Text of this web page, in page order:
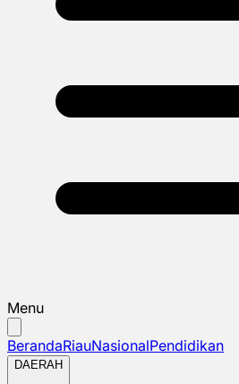
Menu
BerandaRiauNasionalPendidikan
DAERAH